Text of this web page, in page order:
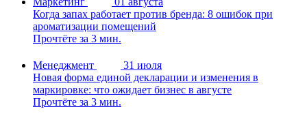
Когда запах работает против бренда: 8 ошибок при
ароматизации помещений
Прочтёте за 3 мин.
Менеджмент
31 июля
Новая форма единой декларации и изменения в
маркировке: что ожидает бизнес в августе
Прочтёте за 3 мин.